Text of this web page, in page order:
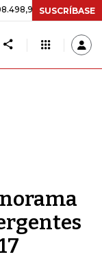
+$ 8.753,81 +2,19%
SUSCRÍBASE